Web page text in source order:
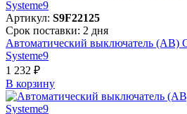
Артикул: S9F22125
Срок поставки: 2 дня
Автоматический выключатель (АВ)
Systeme9
1 232 ₽
В корзинy